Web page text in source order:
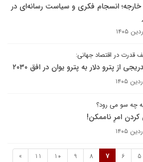
خارجه؛ انسجام فکری و سیاست رسانه‌ای در
قدرت در اقتصاد جهانی:
از پترو دلار به پترو یوان در افق ۲۰۳۰
چه سو می رود؟
امرِ ناممکن!
5
6
7
8
9
10
11
»